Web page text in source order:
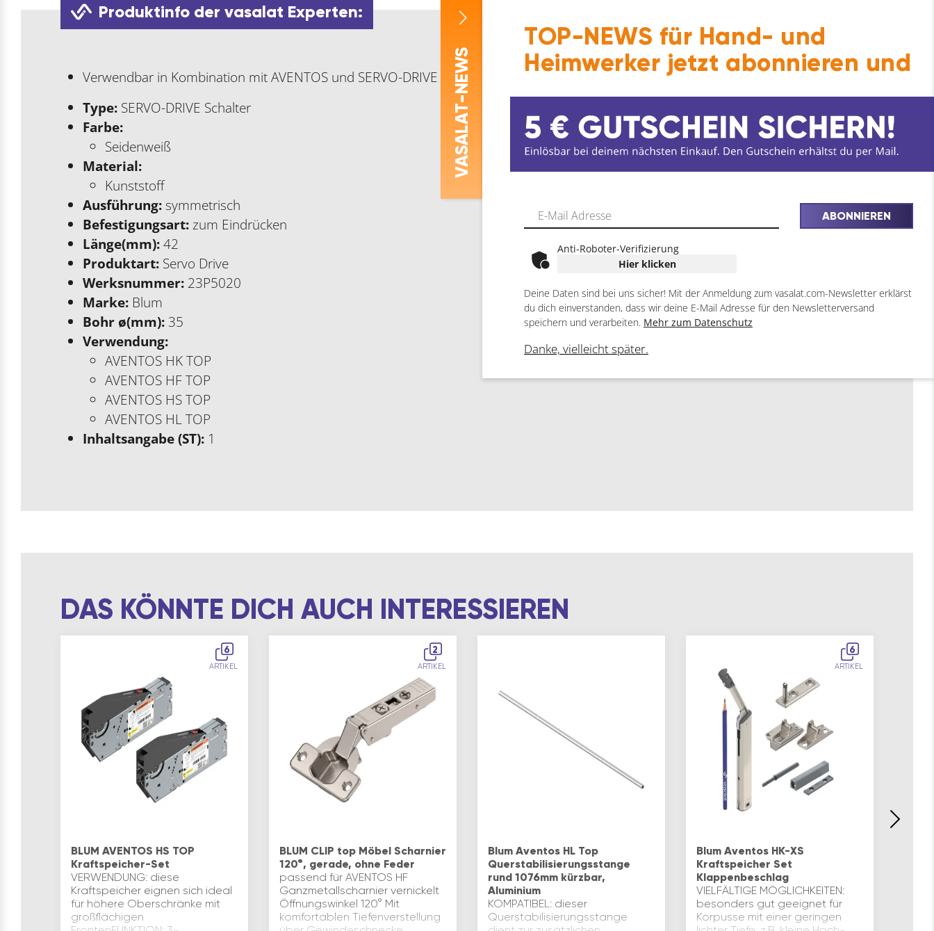
Produktinfo der vasalat Experten:
Verwendbar in Kombination mit AVENTOS und SERVO-DRIVE flex (optional)
Type: SERVO-DRIVE Schalter
Farbe:
Seidenweiß
Material:
Kunststoff
Ausführung: symmetrisch
Befestigungsart:zum Eindrücken
Länge(mm):42
Produktart: Servo Drive
Werksnummer: 23P5020
Marke: Blum
Bohr ø(mm): 35
Verwendung:
AVENTOS HK TOP
AVENTOS HF TOP
AVENTOS HS TOP
AVENTOS HL TOP
Inhaltsangabe (ST): 1
DAS KÖNNTE DICH AUCH INTERESSIEREN
6
ARTIKEL
BLUM AVENTOS HS TOP
Kraftspeicher-Set
VERWENDUNG: diese
Kraftspeicher eignen sich ideal
für höhere Oberschränke mit
großflächigen
2
ARTIKEL
BLUM CLIP top Möbel Scharnier
120°, gerade, ohne Feder
passend für AVENTOS HF
Ganzmetallscharnier vernickelt
Öffnungswinkel 120° Mit
komfortablen Tiefenverstellung
Blum Aventos HL Top
Querstabilisierungsstange
rund 1076mm kürzbar,
Aluminium
KOMPATIBEL: dieser
Querstabilisierungsstange
6
ARTIKEL
Blum Aventos HK-XS
Kraftspeicher Set
Klappenbeschlag
VIELFÄLTIGE MÖGLICHKEITEN:
besonders gut geeignet für
Korpusse mit einer geringen
V
ASALAT
-NEWS
TOP-NEWS für Hand- und
Heimwerker jetzt abonnieren und
ABONNIEREN
Anti-Roboter-Verifizierung
Hier klicken
Deine Daten sind bei uns sicher! Mit der Anmeldung zum vasalat.com-Newsletter erklärst
du dich einverstanden, dass wir deine E-Mail Adresse für den Newsletterversand
speichern und verarbeiten. Mehr zum Datenschutz
Danke, vielleicht später.